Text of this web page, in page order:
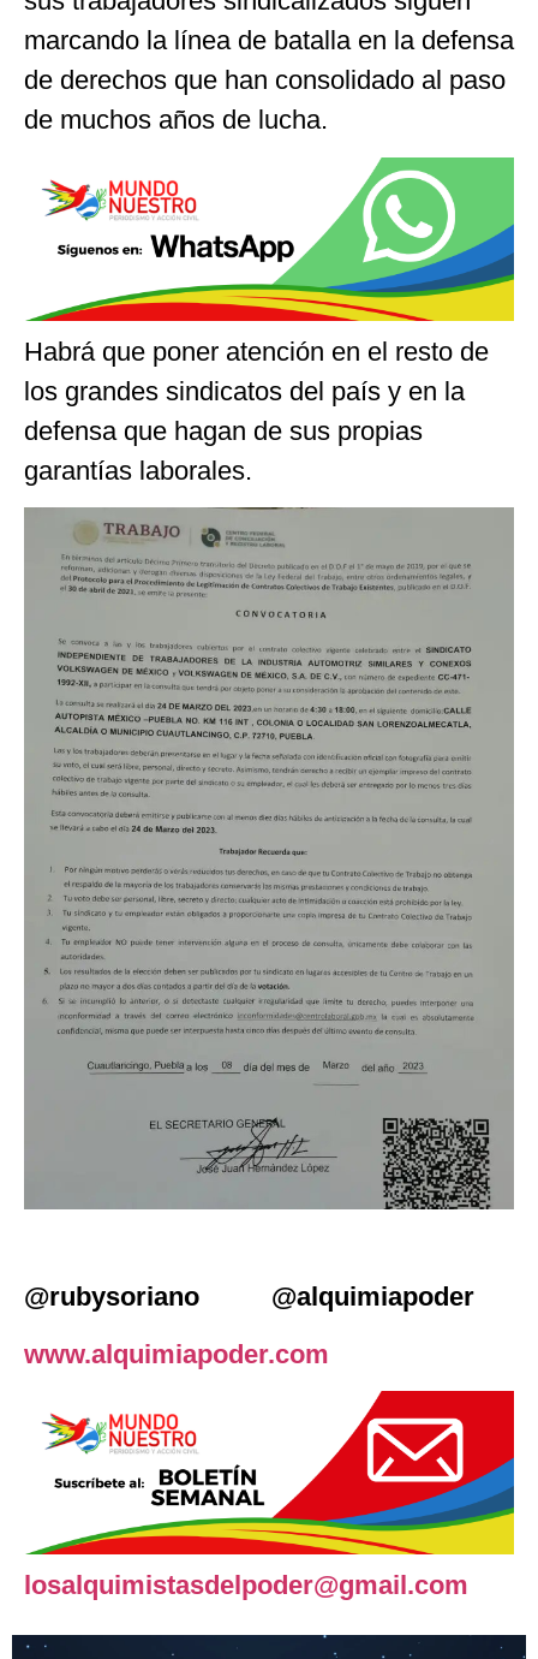
marcando la línea de batalla en la defensa
de derechos que han consolidado al paso
de muchos años de lucha.
Habrá que poner atención en el resto de
los grandes sindicatos del país y en la
defensa que hagan de sus propias
garantías laborales.
@rubysoriano @alquimiapoder
www.alquimiapoder.com
losalquimistasdelpoder@gmail.com